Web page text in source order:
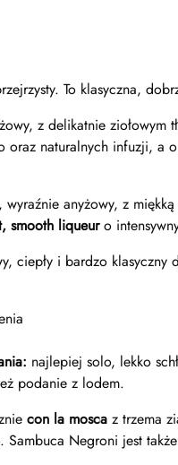
To klasyczna,
z delikatnie ziołowym
oraz naturalnych infuzji, a
wyraźnie anyżowy, z
smooth liqueuro
ciepły i bardzo klasyczny
najlepiej solo, lekko
podanie z lodem.
con la mosca z trzema
Sambuca Negroni jest